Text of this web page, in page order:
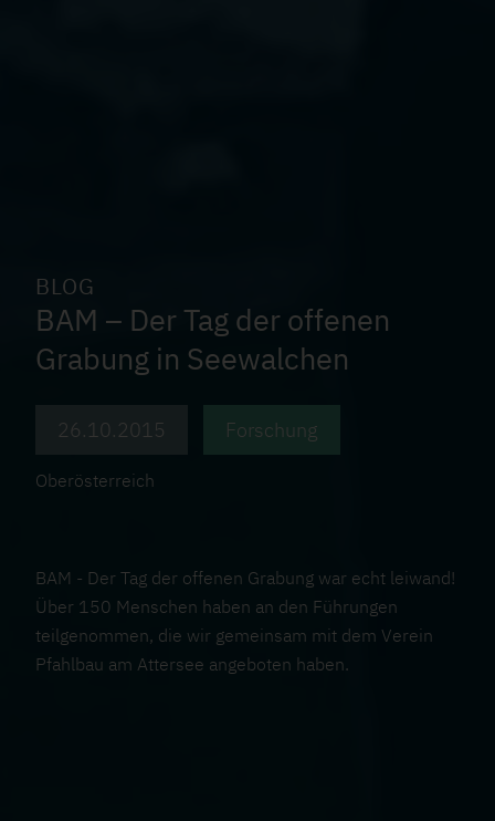
BLOG
BAM – Der Tag der offenen
Grabung in Seewalchen
26.10.2015 Forschung
Oberösterreich
BAM - Der Tag der offenen Grabung war echt leiwand!
Über 150 Menschen haben an den Führungen
teilgenommen, die wir gemeinsam mit dem Verein
Pfahlbau am Attersee angeboten haben.